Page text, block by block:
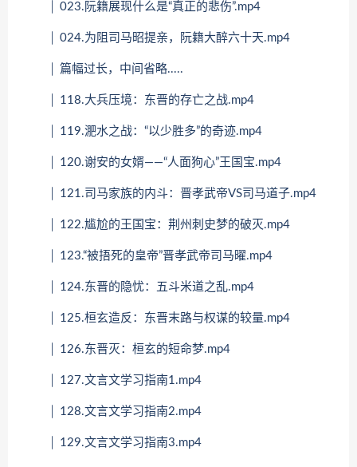
│ 023.阮籍展现什么是“真正的悲伤”.mp4
│ 024.为阻司马昭提亲，阮籍大醉六十天.mp4
│ 篇幅过长，中间省略.....
│ 118.大兵压境：东晋的存亡之战.mp4
│ 119.淝水之战：“以少胜多”的奇迹.mp4
│ 120.谢安的女婿——“人面狗心”王国宝.mp4
│ 121.司马家族的内斗：晋孝武帝VS司马道子.mp4
│ 122.尴尬的王国宝：荆州刺史梦的破灭.mp4
│ 123.“被捂死的皇帝”晋孝武帝司马曜.mp4
│ 124.东晋的隐忧：五斗米道之乱.mp4
│ 125.桓玄造反：东晋末路与权谋的较量.mp4
│ 126.东晋灭：桓玄的短命梦.mp4
│ 127.文言文学习指南1.mp4
│ 128.文言文学习指南2.mp4
│ 129.文言文学习指南3.mp4